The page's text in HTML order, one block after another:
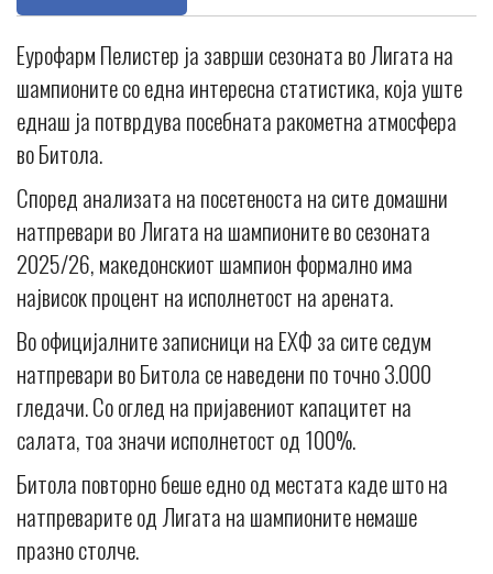
Еурофарм Пелистер ја заврши сезоната во Лигата на
шампионите со една интересна статистика, која уште
еднаш ја потврдува посебната ракометна атмосфера
во Битола.
Според анализата на посетеноста на сите домашни
натпревари во Лигата на шампионите во сезоната
2025/26, македонскиот шампион формално има
највисок процент на исполнетост на арената.
Во официјалните записници на ЕХФ за сите седум
натпревари во Битола се наведени по точно 3.000
гледачи. Со оглед на пријавениот капацитет на
салата, тоа значи исполнетост од 100%.
Битола повторно беше едно од местата каде што на
натпреварите од Лигата на шампионите немаше
празно столче.